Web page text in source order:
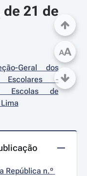
21 de
Geral dos
Escolares -
Escolas de
República n.º
AA